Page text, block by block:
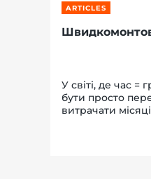
ARTICLES
У світі, де час =
бути просто
витрачати